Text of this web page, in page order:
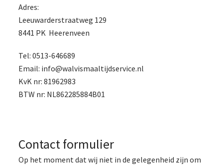
Adres:
Leeuwarderstraatweg 129
8441 PK Heerenveen
Tel: 0513-646689
Email: info@walvismaaltijdservice.nl
KvK nr: 81962983
BTW nr: NL862285884B01
Contact formulier
Op het moment dat wij niet in de gelegenheid zijn om